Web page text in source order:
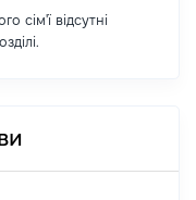
сім'ї відсутні